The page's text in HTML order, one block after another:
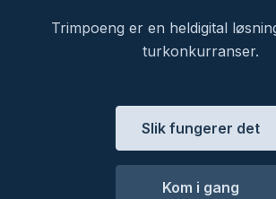
Trimpoeng er en heldigital
turkonkurranser.
Slik fungerer det
Kom i gang